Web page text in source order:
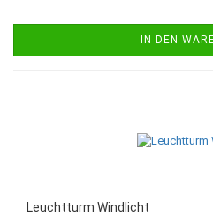
IN DEN
Leuchtturm Windlicht